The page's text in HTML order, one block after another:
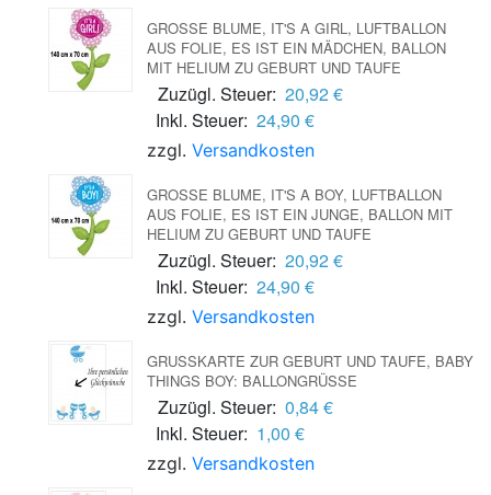
GROSSE BLUME, IT'S A GIRL, LUFTBALLON A
US FOLIE, ES IST EIN MÄDCHEN, BALLON M
IT HELIUM ZU GEBURT UND TAUFE
Zuzügl. Steuer: 20,92 €
Inkl. Steuer: 24,90 €
zzgl. Versandkosten
GROSSE BLUME, IT'S A BOY, LUFTBALLON A
US FOLIE, ES IST EIN JUNGE, BALLON MIT H
ELIUM ZU GEBURT UND TAUFE
Zuzügl. Steuer: 20,92 €
Inkl. Steuer: 24,90 €
zzgl. Versandkosten
GRUSSKARTE ZUR GEBURT UND TAUFE, BABY T
HINGS BOY: BALLONGRÜSSE
Zuzügl. Steuer: 0,84 €
Inkl. Steuer: 1,00 €
zzgl. Versandkosten